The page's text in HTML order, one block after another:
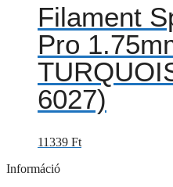
Filament
Pro
6027)
11339 Ft
Információ